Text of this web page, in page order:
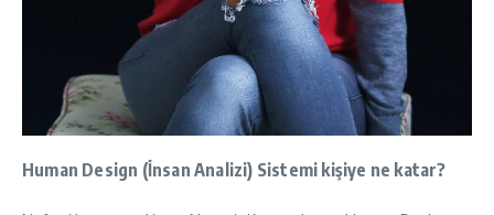
Human Design (İnsan Analizi) Sistemi kişiye ne katar?